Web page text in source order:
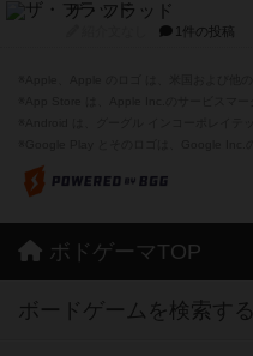
ザ・フラッド
1件の投稿
ボドゲーマTOP
ボードゲームを検索する